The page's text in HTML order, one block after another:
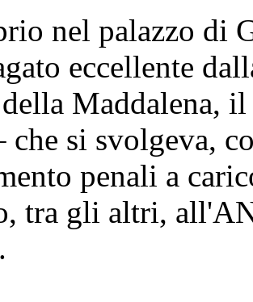
nel palazzo di
eccellente
Maddalena,
che si svolgeva,
penali a
tra gli altri,